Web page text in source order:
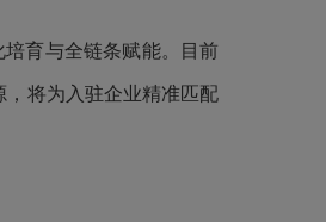
育与全链条赋能。目前
，将为入驻企业精准匹配